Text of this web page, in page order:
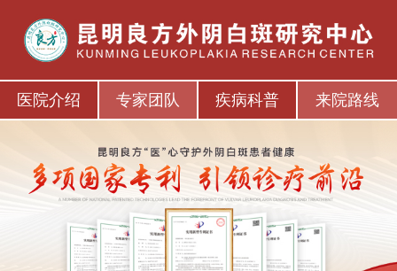
医院介绍 专家团队 疾病科普 来院路线